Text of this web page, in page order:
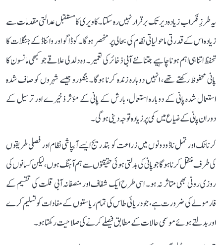
یہ طرزِ فکر اب زیادہ دیر تک برقرار نہیں رہ سکتا۔ کاویری کا مستقبل عدالتی مقدمات سے
زیادہ اس کے قدرتی ماحولیاتی نظام کی بحالی پر منحصر ہوگا۔ کوڈاگو اور وائناڈ کے جنگلات کا
تحفظ اتنا ہی اہم ہونا چاہیے جتنا نئے آبی ذخائر کی تعمیر۔ وہ دلدلی علاقے جو کبھی مانسون کا
پانی محفوظ رکھتے تھے، انہیں دوبارہ زندہ کرنا ہوگا۔ بنگلورو جیسے شہروں کو صاف شدہ
استعمال شدہ پانی کے دوبارہ استعمال، بارش کے پانی کے مؤثر ذخیرے اور ترسیل کے
دوران پانی کے ضیاع میں کمی پر زیادہ توجہ دینی ہوگی۔
کرناٹک اور تمل ناڈو دونوں میں زراعت کو بتدریج ایسے آبپاشی نظام اور فصلی طریقوں
کی طرف منتقل کرنا ہوگا جو پانی کی بدلتی ہوئی حقیقتوں سے ہم آہنگ ہوں، لیکن کسانوں کی
روزی روٹی بھی متاثر نہ ہو۔ اسی طرح ایک شفاف اور منصفانہ آبی قلت کی تقسیم کے
فارمولے کی ضرورت ہے، جو دریائی طاس کی تمام ریاستوں کے مفادات کو تسلیم کرے
اور بدلتے ہوئے موسمی حالات کے مطابق فیصلے کرنے کی صلاحیت رکھتا ہو۔